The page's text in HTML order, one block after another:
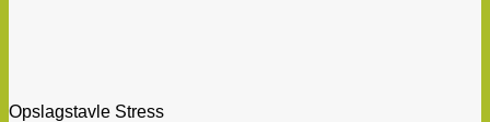
Opslagstavle Stress